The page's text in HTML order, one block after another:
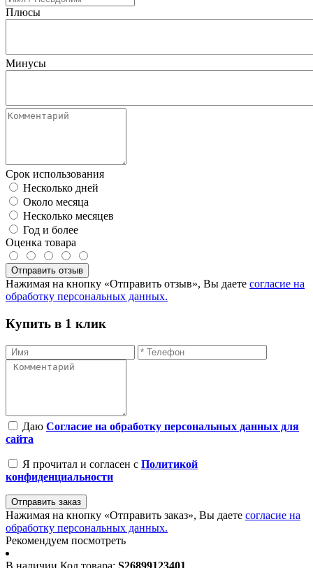
Плюсы
Минусы
Срок использования
Несколько дней
Около месяца
Несколько месяцев
Год и более
Оценка товара
Отправить отзыв
Нажимая на кнопку «Отправить отзыв», Вы даете согласие на
обработку персональных данных.
Купить в 1 клик
Даю Согласие на обработку персональных данных для
сайта
Я прочитал и согласен с Политикой
конфиденциальности
Отправить заказ
Нажимая на кнопку «Отправить заказ», Вы даете согласие на
обработку персональных данных.
Рекомендуем посмотреть
В наличии Код товара: S26899123401